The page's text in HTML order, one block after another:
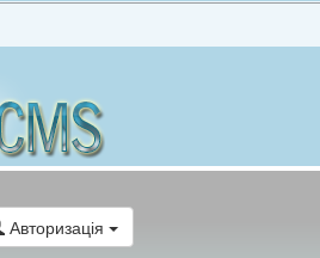
Авторизація